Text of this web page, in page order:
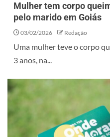
Mulher tem corpo
pelo marido em Goiás
03/02/2026 Redação
Uma mulher teve o corpo
3 anos, na...